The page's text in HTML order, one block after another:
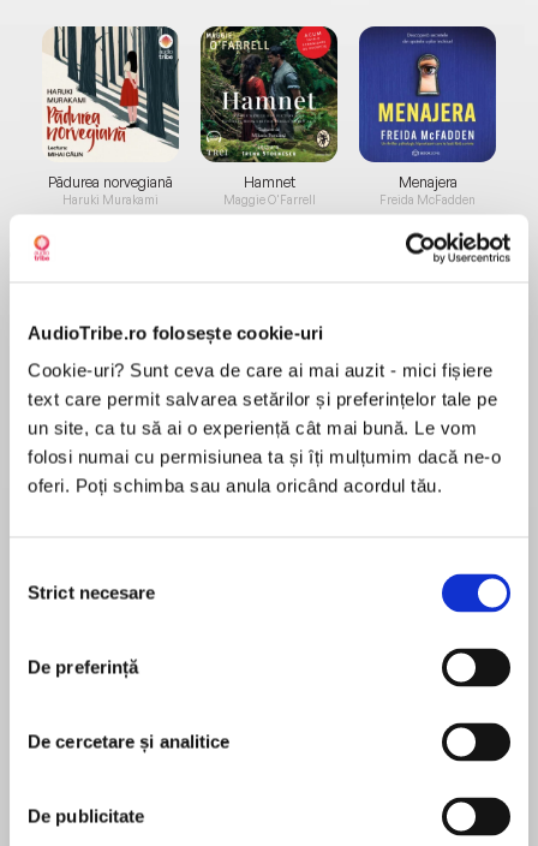
AudioTribe.ro folosește cookie-uri
Cookie-uri? Sunt ceva de care ai mai auzit - mici fișiere
text care permit salvarea setărilor și preferințelor tale pe
un site, ca tu să ai o experiență cât mai bună. Le vom
folosi numai cu permisiunea ta și îți mulțumim dacă ne-o
oferi. Poți schimba sau anula oricând acordul tău.
consimțământului
Strict necesare
De preferință
De cercetare și analitice
De publicitate
Pădurea norvegiană
Haruki Murakami
Elita de Argint (Elita
de...
Dani Francis
Hamnet
Maggie O'Farrell
Diavolul se îmbracă de
la...
Lauren Weisberger
Menajera
Freida McFadden
Migdală
Sohn Won-pyung
ADDISON COOKE ÎNFRUNTĂ NENUMĂRATE
SOLOMON. NIMIC MAI POTRIVIT PENTRU FANII
SERIEI VÂNĂTORII DE COMORI DE JAMES
DE RICK RIORDAN!
cunoscutului lider mongol Genghis-Han,
MAI MULT
pentru această carte